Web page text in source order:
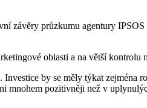
závěry průzkumu agentury
oblasti a na větší kontrolu
by se měly týkat zejména
mnohem pozitivněji než v